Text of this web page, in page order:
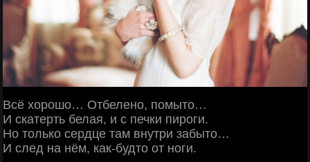
Всё хорошо… Отбелено, помыто…
И скатерть белая, и с печки пироги.
Но только сердце там внутри забыто…
И след на нём, как-будто от ноги.